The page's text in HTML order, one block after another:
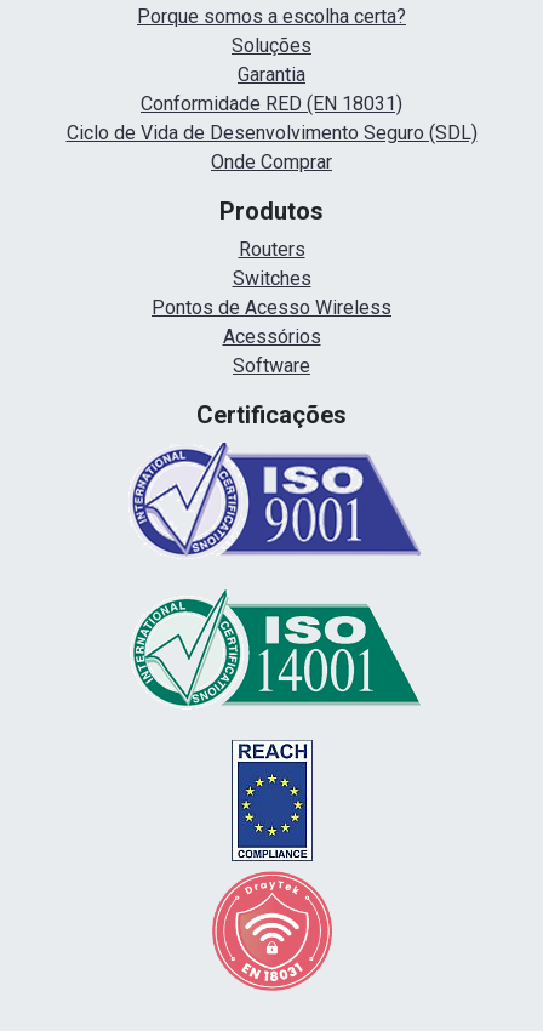
Porque somos a escolha certa?
Soluções
Garantia
Conformidade RED (EN 18031)
Ciclo de Vida de Desenvolvimento Seguro (SDL)
Onde Comprar
Produtos
Routers
Switches
Pontos de Acesso Wireless
Acessórios
Software
Certificações